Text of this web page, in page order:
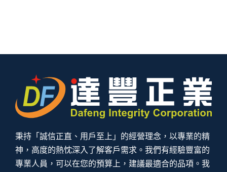
秉持「誠信正直、用戶至上」的經營理念，以專業的精
神，高度的熱忱深入了解客戶需求。我們有經驗豐富的
專業人員，可以在您的預算上，建議最適合的品項。我